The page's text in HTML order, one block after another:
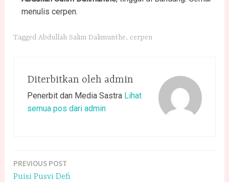
menulis cerpen.
TaggedAbdullah Salim Dalimunthe, cerpen
Diterbitkan oleh admin
Penerbit dan Media Sastra Lihat
semua pos dari admin
Navigasi
PREVIOUS POST
Puisi Pusvi Defi